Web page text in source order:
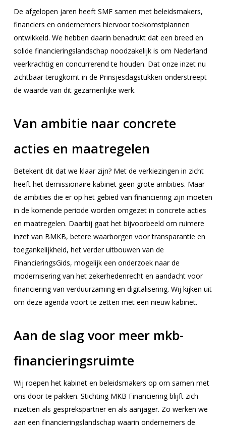
De afgelopen jaren heeft SMF samen met beleidsmakers,
financiers en ondernemers hiervoor toekomstplannen
ontwikkeld. We hebben daarin benadrukt dat een breed en
solide financieringslandschap noodzakelijk is om Nederland
veerkrachtig en concurrerend te houden. Dat onze inzet nu
zichtbaar terugkomt in de Prinsjesdagstukken onderstreept
de waarde van dit gezamenlijke werk.
Van ambitie naar concrete
acties en maatregelen
Betekent dit dat we klaar zijn? Met de verkiezingen in zicht
heeft het demissionaire kabinet geen grote ambities. Maar
de ambities die er op het gebied van financiering zijn moeten
in de komende periode worden omgezet in concrete acties
en maatregelen. Daarbij gaat het bijvoorbeeld om ruimere
inzet van BMKB, betere waarborgen voor transparantie en
toegankelijkheid, het verder uitbouwen van de
FinancieringsGids, mogelijk een onderzoek naar de
modernisering van het zekerhedenrecht en aandacht voor
financiering van verduurzaming en digitalisering. Wij kijken uit
om deze agenda voort te zetten met een nieuw kabinet.
Aan de slag voor meer mkb-
financieringsruimte
Wij roepen het kabinet en beleidsmakers op om samen met
ons door te pakken. Stichting MKB Financiering blijft zich
inzetten als gesprekspartner en als aanjager. Zo werken we
aan een financieringslandschap waarin ondernemers de